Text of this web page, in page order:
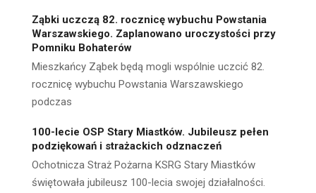
Ząbki uczczą 82. rocznicę wybuchu Powstania
Warszawskiego. Zaplanowano uroczystości przy
Pomniku Bohaterów
Mieszkańcy Ząbek będą mogli wspólnie uczcić 82.
rocznicę wybuchu Powstania Warszawskiego
podczas
100-lecie OSP Stary Miastków. Jubileusz pełen
podziękowań i strażackich odznaczeń
Ochotnicza Straż Pożarna KSRG Stary Miastków
świętowała jubileusz 100-lecia swojej działalności.